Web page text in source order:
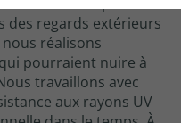
des regards extérieurs
réalisons
pourraient nuire à
travaillons avec
aux rayons UV